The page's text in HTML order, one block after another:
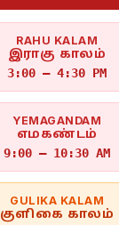
RAHU KALAM
இராகு காலம்
3:00 – 4:30 PM
YEMAGANDAM
எமகண்டம்
9:00 – 10:30 AM
GULIKA KALAM
குளிகை காலம்